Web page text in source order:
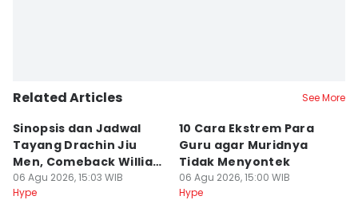
Related Articles See More
Sinopsis dan Jadwal
Tayang Drachin Jiu
Men, Comeback William
Chan
06 Agu 2026, 15:03 WIB
Hype
10 Cara Ekstrem Para
Guru agar Muridnya
Tidak Menyontek
06 Agu 2026, 15:00 WIB
Hype